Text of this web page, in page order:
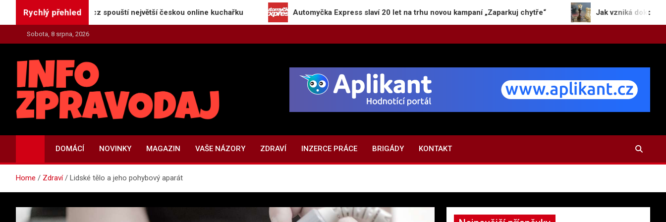
Rychlý přehledspouští největší českou online kuchařku Automyčka Express slaví 20 let na trhu novou kampaní „Zaparkuj chytře“ Jak vzniká dokonalý kvíz a
Sobota, 8 srpna, 2026
INFO-ZPRAVODAJ.CZ
DOMÁCÍ NOVINKY MAGAZIN VAŠE NÁZORY ZDRAVÍ INZERCE PRÁCE BRIGÁDY KONTAKT
Home Zdraví Lidské tělo a jeho pohybový aparát